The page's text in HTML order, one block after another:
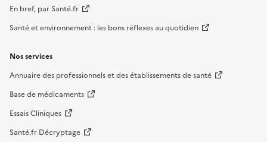
En bref, par Santé.fr
Santé et environnement : les bons réflexes au quotidien
Nos services
Annuaire des professionnels et des établissements de santé
Base de médicaments
Essais Cliniques
Santé.fr Décryptage